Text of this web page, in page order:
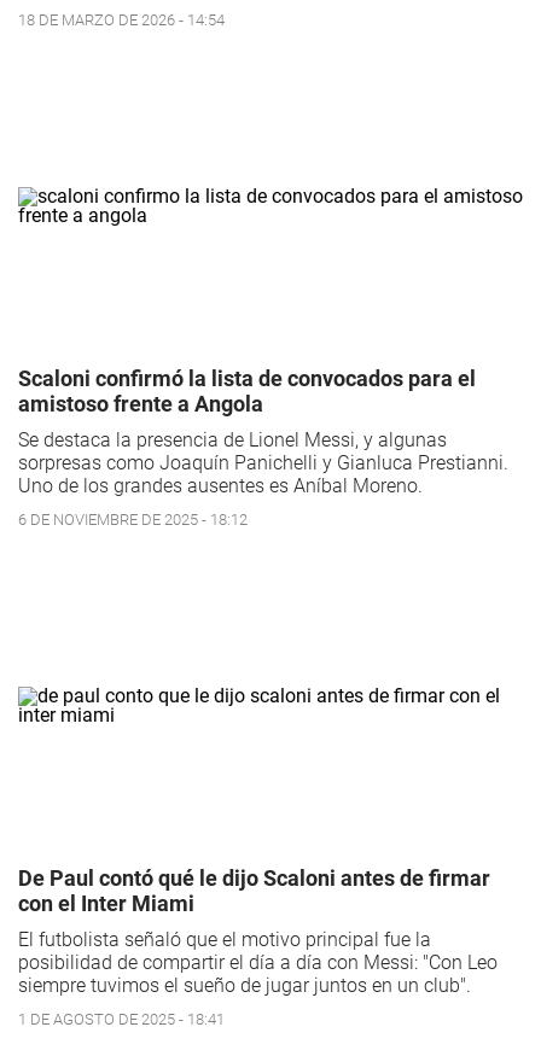
18 DE MARZO DE 2026 - 14:54
Scaloni confirmó la lista de convocados para el
amistoso frente a Angola
Se destaca la presencia de Lionel Messi, y algunas
sorpresas como Joaquín Panichelli y Gianluca Prestianni.
Uno de los grandes ausentes es Aníbal Moreno.
6 DE NOVIEMBRE DE 2025 - 18:12
De Paul contó qué le dijo Scaloni antes de firmar
con el Inter Miami
El futbolista señaló que el motivo principal fue la
posibilidad de compartir el día a día con Messi: "Con Leo
siempre tuvimos el sueño de jugar juntos en un club".
1 DE AGOSTO DE 2025 - 18:41